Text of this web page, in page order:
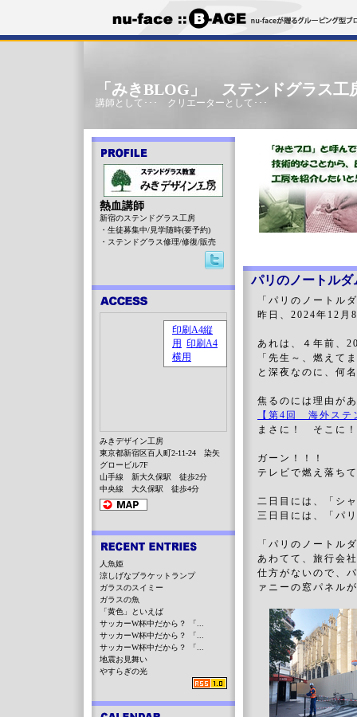
「みきBLOG」 ステンドグラス工
講師として･･･ クリエーターとして･･･
パリのノートル
「パリのノートル
昨日、2024年12月
あれは、４年前、
「先生～、燃えて
と深夜なのに、何
焦るのには理由が
【第4回 海外ス
まさに！ そこに
ガーン！！！
テレビで燃え落ち
二日目には、「シ
三日目には、「パ
「パリのノートル
あわてて、旅行会
仕方がないので、
ァニーの窓パネル
熱血講師
新宿のステンドグラス工房
・生徒募集中/見学随時(要予約)
・ステンドグラス修理/修復/販売
みきデザイン工房
東京都新宿区百人町2-11-24 染矢
グロービル7F
山手線 新大久保駅 徒歩2分
中央線 大久保駅 徒歩4分
人魚姫
涼しげなブラケットランプ
ガラスのスイミー
ガラスの魚
「黄色」といえば
サッカーW杯中だから？ 「...
サッカーW杯中だから？ 「...
サッカーW杯中だから？ 「...
地震お見舞い
やすらぎの光